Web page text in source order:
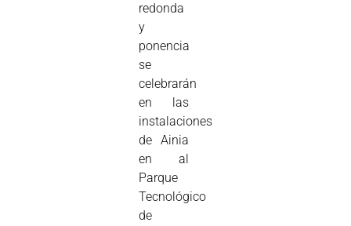
redonda
y
ponencia
se
celebrarán
en las
instalaciones
de Ainia
en al
Parque
Tecnológico
de